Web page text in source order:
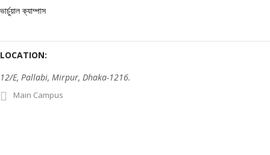
ভার্চুয়াল ক্যাম্পাস
LOCATION:
12/E, Pallabi, Mirpur, Dhaka-1216.
Main Campus